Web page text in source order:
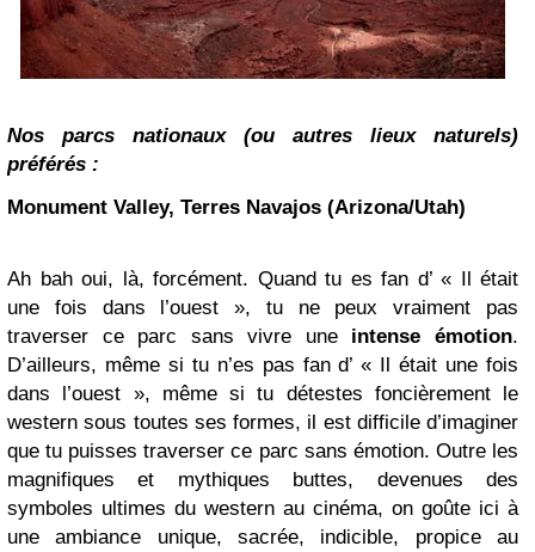
Nos parcs nationaux (ou autres lieux naturels)
préférés :
Monument Valley, Terres Navajos (Arizona/Utah)
Ah bah oui, là, forcément. Quand tu es fan d’ « Il était
une fois dans l’ouest », tu ne peux vraiment pas
traverser ce parc sans vivre une intense émotion.
D’ailleurs, même si tu n’es pas fan d’ « Il était une fois
dans l’ouest », même si tu détestes foncièrement le
western sous toutes ses formes, il est difficile d’imaginer
que tu puisses traverser ce parc sans émotion. Outre les
magnifiques et mythiques buttes, devenues des
symboles ultimes du western au cinéma, on goûte ici à
une ambiance unique, sacrée, indicible, propice au